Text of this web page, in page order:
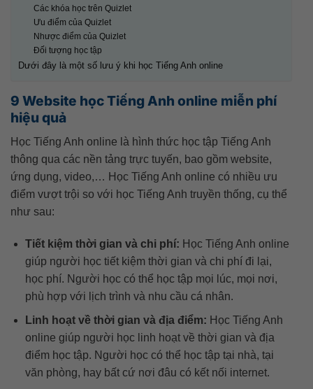
Các khóa học trên Quizlet
Ưu điểm của Quizlet
Nhược điểm của Quizlet
Đối tượng học tập
Dưới đây là một số lưu ý khi học Tiếng Anh online
9 Website học Tiếng Anh online miễn phí
hiệu quả
Học Tiếng Anh online là hình thức học tập Tiếng Anh
thông qua các nền tảng trực tuyến, bao gồm website,
ứng dụng, video,… Học Tiếng Anh online có nhiều ưu
điểm vượt trội so với học Tiếng Anh truyền thống, cụ thể
như sau:
Tiết kiệm thời gian và chi phí: Học Tiếng Anh online
giúp người học tiết kiệm thời gian và chi phí đi lại,
học phí. Người học có thể học tập mọi lúc, mọi nơi,
phù hợp với lịch trình và nhu cầu cá nhân.
Linh hoạt về thời gian và địa điểm: Học Tiếng Anh
online giúp người học linh hoạt về thời gian và địa
điểm học tập. Người học có thể học tập tại nhà, tại
văn phòng, hay bất cứ nơi đâu có kết nối internet.